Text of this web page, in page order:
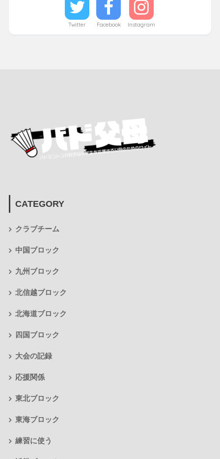
Twitter Facebook Instagram
CATEGORY
クラブチーム
中国ブロック
九州ブロック
北信越ブロック
北海道ブロック
四国ブロック
大会の記録
応援関係
東北ブロック
東海ブロック
練習に使う